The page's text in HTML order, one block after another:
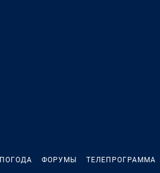
ПОГОДА ФОРУМЫ ТЕЛЕПРОГРАММА